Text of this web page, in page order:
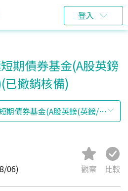
登入
期債券基金(A股英鎊
已撤銷核備)
06) 觀察 比較